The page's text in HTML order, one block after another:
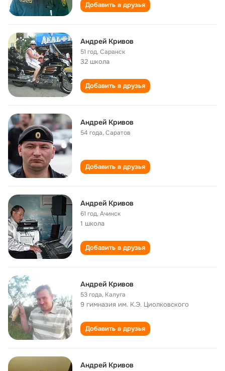
Добавить в друзья
Андрей Кривов
51 год,Саранск
32 школа
Добавить в друзья
Андрей Кривов
54 года,Саратов
Добавить в друзья
Андрей Кривов
61 год,Ачинск
1 школа
Добавить в друзья
Андрей Кривов
53 года, Калуга
9 гимназия им. К.Э. Циолковского
Добавить в друзья
Андрей Кривов